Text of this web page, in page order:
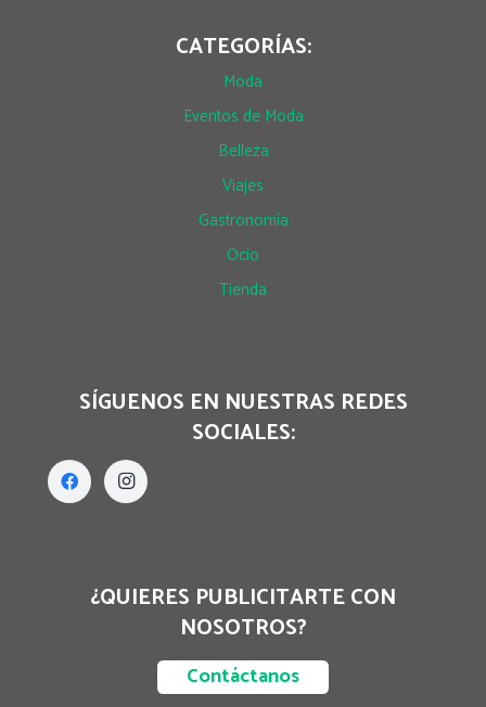
CATEGORÍAS:
Moda
Eventos de Moda
Belleza
Viajes
Gastronomía
Ocio
Tienda
SÍGUENOS EN NUESTRAS REDES
SOCIALES:
¿QUIERES PUBLICITARTE CON
NOSOTROS?
Contáctanos